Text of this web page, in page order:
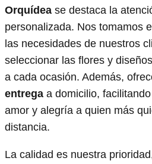
Orquídea se destaca la
personalizada. Nos tomamos
las necesidades de nuestros
seleccionar las flores y
a cada ocasión. Además,
entrega a domicilio,
amor y alegría a quien más
distancia.
La calidad es nuestra